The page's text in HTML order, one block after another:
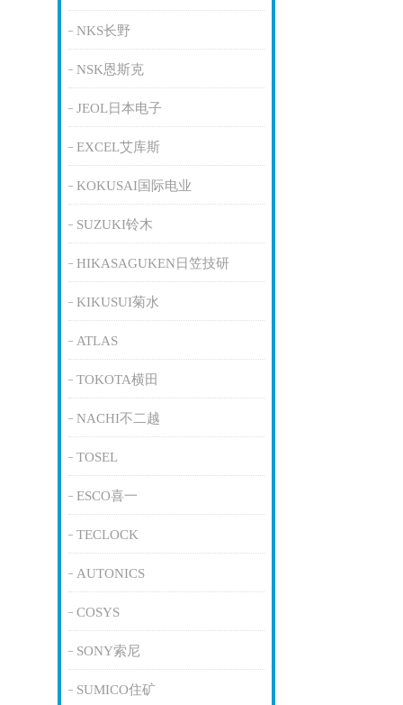
NKS长野
NSK恩斯克
JEOL日本电子
EXCEL艾库斯
KOKUSAI国际电业
SUZUKI铃木
HIKASAGUKEN日笠技研
KIKUSUI菊水
ATLAS
TOKOTA横田
NACHI不二越
TOSEL
ESCO喜一
TECLOCK
AUTONICS
COSYS
SONY索尼
SUMICO住矿